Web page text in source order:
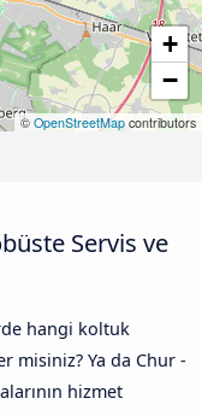
+
−
© OpenStreetMap contributors
Servis ve
hangi koltuk
misiniz? Ya da Chur -
hizmet